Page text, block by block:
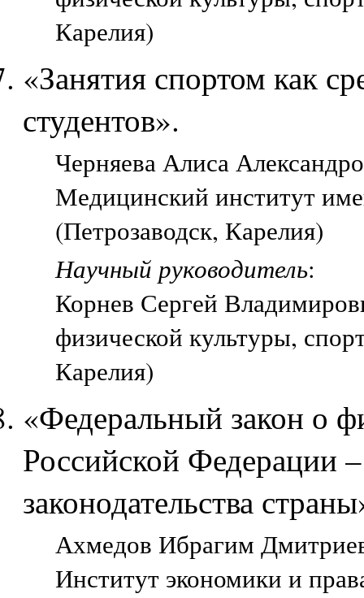
Карелия)
«Занятия спортом как
студентов».
Черняева Алиса
Медицинский институт
(Петрозаводск, Карелия)
Научный руководитель:
Корнев Сергей
физической культуры,
Карелия)
«Федеральный закон о
Российской Федерации
законодательства
Ахмедов Ибрагим
Институт экономики и